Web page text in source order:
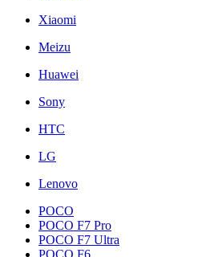
Xiaomi
Meizu
Huawei
Sony
HTC
LG
Lenovo
POCO
POCO F7 Pro
POCO F7 Ultra
POCO F6